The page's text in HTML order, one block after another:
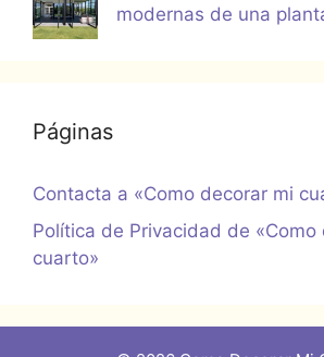
modernas de una
Páginas
Contacta a «Como decorar mi
Política de Privacidad de «Como
cuarto»